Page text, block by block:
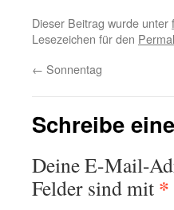
Dieser Beitrag wurde unter
Lesezeichen für den
← Sonnentag
Schreibe
Deine E-Mail-
Felder sind mit *